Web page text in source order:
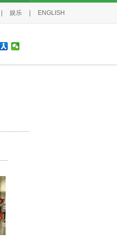
娱乐 ENGLISH